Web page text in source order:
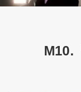
M10.